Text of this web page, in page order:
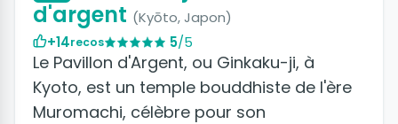
d'argent (Kyōto, Japon)
+14recos 5/5
Le Pavillon d'Argent, ou Ginkaku-ji, à
Kyoto, est un temple bouddhiste de l'ère
Muromachi, célèbre pour son